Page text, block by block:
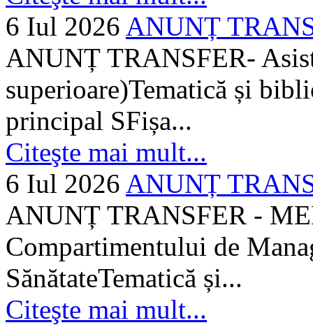
6 Iul 2026 ANUNȚ
ANUNȚ TRANSFER-
superioare)Tematică și
principal SFișa...
Citeşte mai mult...
6 Iul 2026 ANUNȚ
ANUNȚ TRANSFER -
Compartimentului de
SănătateTematică și...
Citeşte mai mult...